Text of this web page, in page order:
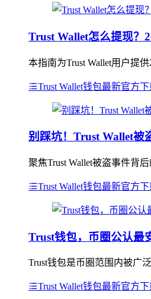
Trust Wallet怎么提现？
本指南为Trust Wallet用户提
Trust Wallet钱包最新官方
别踩坑！Trust Wallet被
聚焦Trust Wallet被盗事件背
Trust Wallet钱包最新官方
Trust钱包，币圈公认最
Trust钱包是币圈范围内被广
Trust Wallet钱包最新官方